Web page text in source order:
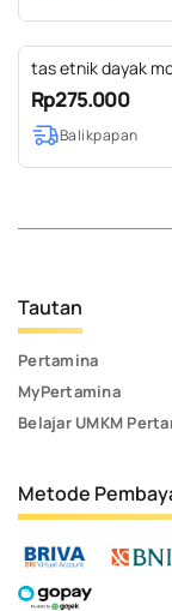
tas etnik dayak
Rp275.000
Balikpapan
Tautan
Pertamina
MyPertamina
Belajar UMKM
Metode